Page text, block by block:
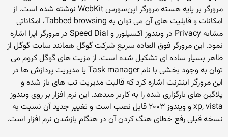
مرورگر بر پایه هسته مرورگر اپن‌سورس WebKit نوشته شده است. از
امکانات و قابلیت های آن می توان به Tabbed browsing، امکاناتی
مشابه Privacy در ویندوز اکسپلورر و Speed Dial در مرورگر اپرا اشاره
نمود. این مرورگر فوق العاده سریع شرکت گوگل همانند سایت گوگل از
ظاهر بسیار ساده ای تشکیل شده است. از مزیت های گوگل کروم می
توان به وجود بخشی با نام Task manager یا مدیریت پردازش ها در
این مرورگر اینترنت اشاره کرد که قالبت مدیریت تب های باز شده و
پلاگین های بارگزاری شده را به کاربر میدهد. این نرم افزار بر روی ویندوز
xp, vista و ویندوز ۲۰۰۳ قابل نصب است و تغییر جدید آن نسبت به
نسخه قبلی رفع خطای هنگ کردن آن در هنگام بازشدن نرم افزار است.